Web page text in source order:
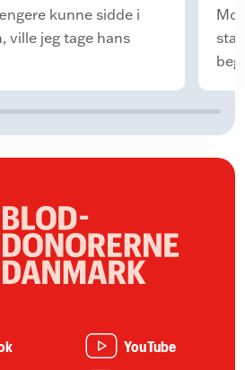
kunne sidde i
ville jeg tage hans
YouTube